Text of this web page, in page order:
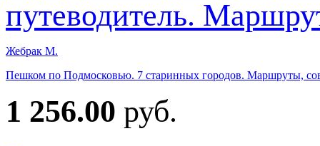
Жебрак М.
Пешком по Подмосковью. 7 старинных городов. Маршруты,
1 256.00 руб.